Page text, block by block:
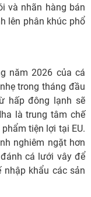
và nhãn hàng bán
lên phân khúc phổ
năm 2026 của cá
trong tháng đầu
hấp đông lạnh sẽ
là trung tâm chế
tiện lợi tại EU.
nghiêm ngặt hơn
cá lưới vây để
khẩu các sản